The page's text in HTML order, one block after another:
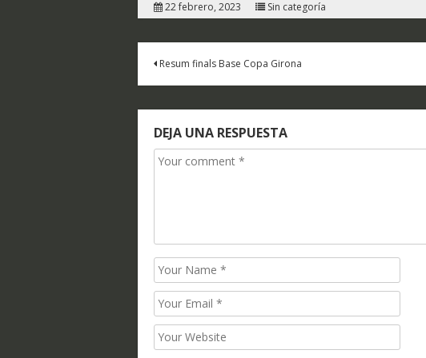
22 febrero, 2023 Sin categoría
Navegación
de
entradas
Resum finals Base Copa Girona
DEJA UNA RESPUESTA
Comment
Name
Email
Website